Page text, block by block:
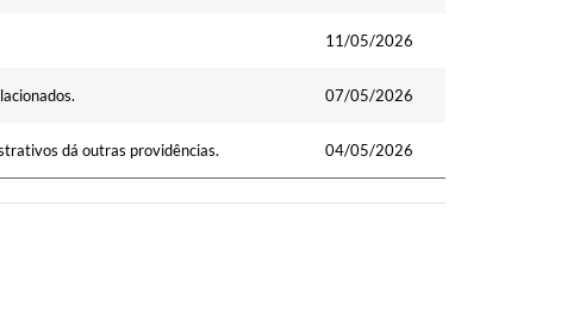
11/05/2026
07/05/2026
dá outras providências. 04/05/2026